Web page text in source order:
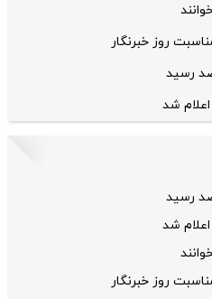
روز خبرنگار
شد
شد
روز خبرنگار